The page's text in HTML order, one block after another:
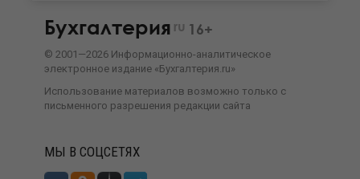
Бухгалтерия ru 16+
© 2001—2026 Информационно-аналитическое
электронное издание «Бухгалтерия.ru»
Использование материалов возможно только с
письменного разрешения редакции сайта
МЫ В СОЦСЕТЯХ